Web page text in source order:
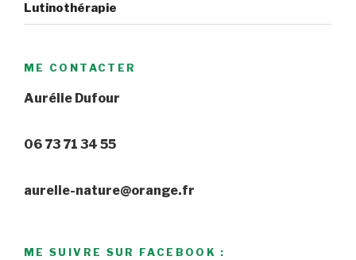
Lutinothérapie
ME CONTACTER
Aurélie Dufour
06 73 71 34 55
aurelie-nature@orange.fr
ME SUIVRE SUR FACEBOOK :